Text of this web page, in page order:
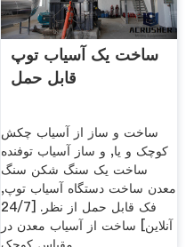
ساخت یک آسیاب توپ
قابل حمل
ساخت و ساز از آسیاب چکش
کوچک و یا, و ساز آسیاب توفنده
ساخت یک سنگ شکن سنگ
معدن ساخت دستگاه آسیاب توپ,
فک قابل حمل از نظر. [24/7
آنلاین] ساخت از آسیاب معدن در